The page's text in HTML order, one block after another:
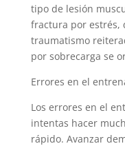
tipo de lesión
fractura por estrés,
traumatismo
por sobrecarga se
Errores en el
Los errores en el
intentas hacer
rápido. Avanzar